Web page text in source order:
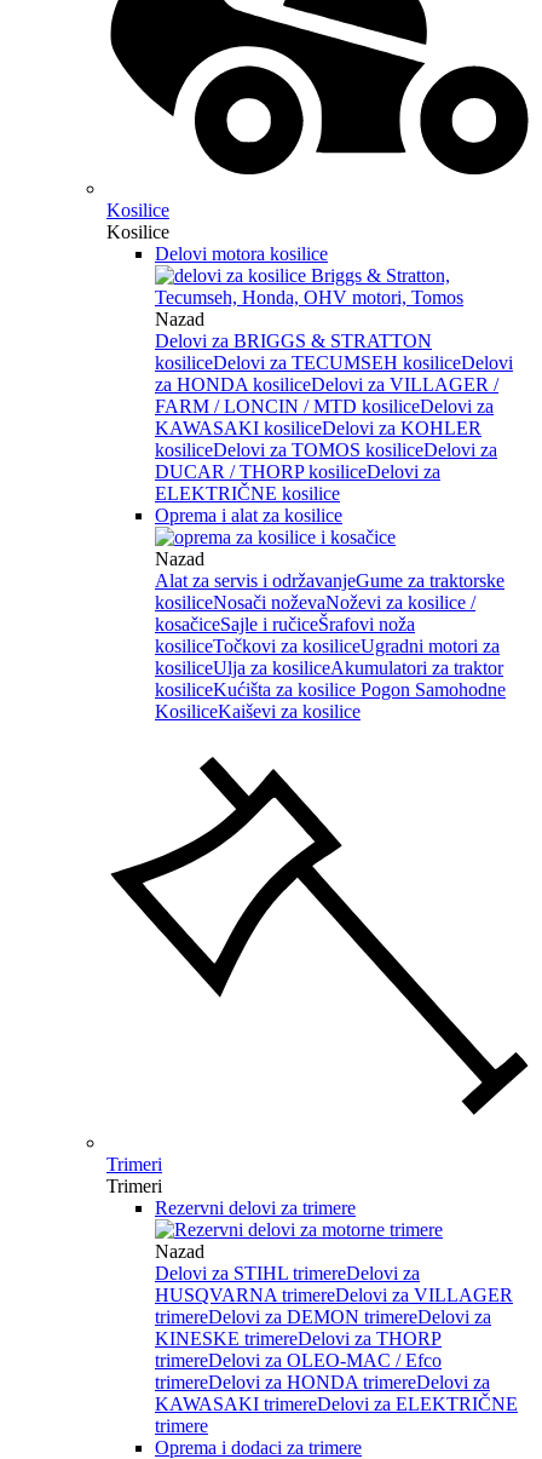
Kosilice
Kosilice
Delovi motora kosilice
Nazad
Delovi za BRIGGS & STRATTON
kosiliceDelovi za TECUMSEH kosiliceDelovi
za HONDA kosiliceDelovi za VILLAGER /
FARM / LONCIN / MTD kosiliceDelovi za
KAWASAKI kosiliceDelovi za KOHLER
kosiliceDelovi za TOMOS kosiliceDelovi za
DUCAR / THORP kosiliceDelovi za
ELEKTRIČNE kosilice
Oprema i alat za kosilice
Nazad
Alat za servis i održavanjeGume za traktorske
kosiliceNosači noževaNoževi za kosilice /
kosačiceSajle i ručiceŠrafovi noža
kosiliceTočkovi za kosiliceUgradni motori za
kosiliceUlja za kosiliceAkumulatori za traktor
kosiliceKućišta za kosilice Pogon Samohodne
KosiliceKaiševi za kosilice
Trimeri
Trimeri
Rezervni delovi za trimere
Nazad
Delovi za STIHL trimereDelovi za
HUSQVARNA trimereDelovi za VILLAGER
trimereDelovi za DEMON trimereDelovi za
KINESKE trimereDelovi za THORP
trimereDelovi za OLEO-MAC / Efco
trimereDelovi za HONDA trimereDelovi za
KAWASAKI trimereDelovi za ELEKTRIČNE
trimere
Oprema i dodaci za trimere